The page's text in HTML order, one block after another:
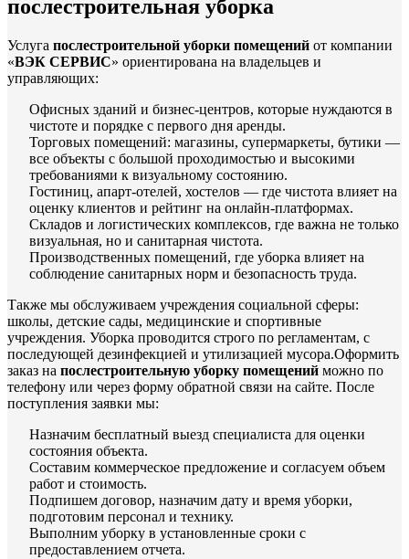
послестроительная уборка
Услуга послестроительной уборки помещений от компании
«ВЭК СЕРВИС» ориентирована на владельцев и
управляющих:
Офисных зданий и бизнес-центров, которые нуждаются в
чистоте и порядке с первого дня аренды.
Торговых помещений: магазины, супермаркеты, бутики —
все объекты с большой проходимостью и высокими
требованиями к визуальному состоянию.
Гостиниц, апарт-отелей, хостелов — где чистота влияет на
оценку клиентов и рейтинг на онлайн-платформах.
Складов и логистических комплексов, где важна не только
визуальная, но и санитарная чистота.
Производственных помещений, где уборка влияет на
соблюдение санитарных норм и безопасность труда.
Также мы обслуживаем учреждения социальной сферы:
школы, детские сады, медицинские и спортивные
учреждения. Уборка проводится строго по регламентам, с
последующей дезинфекцией и утилизацией мусора.Оформить
заказ на послестроительную уборку помещений можно по
телефону или через форму обратной связи на сайте. После
поступления заявки мы:
Назначим бесплатный выезд специалиста для оценки
состояния объекта.
Составим коммерческое предложение и согласуем объем
работ и стоимость.
Подпишем договор, назначим дату и время уборки,
подготовим персонал и технику.
Выполним уборку в установленные сроки с
предоставлением отчета.